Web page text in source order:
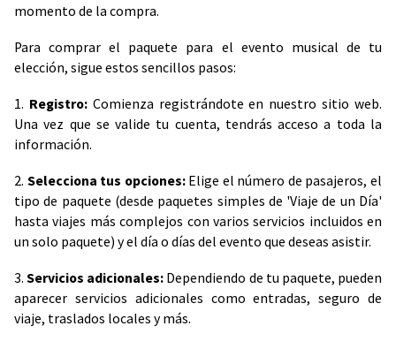
momento de la compra.
Para comprar el paquete para el evento musical de tu
elección, sigue estos sencillos pasos:
1. Registro:Comienza registrándote en nuestro sitio web.
Una vez que se valide tu cuenta, tendrás acceso a toda la
información.
2. Selecciona tus opciones:Elige el número de pasajeros, el
tipo de paquete (desde paquetes simples de 'Viaje de un Día'
hasta viajes más complejos con varios servicios incluidos en
un solo paquete) y el día o días del evento que deseas asistir.
3.Servicios adicionales: Dependiendo de tu paquete, pueden
aparecer servicios adicionales como entradas, seguro de
viaje, traslados locales y más.